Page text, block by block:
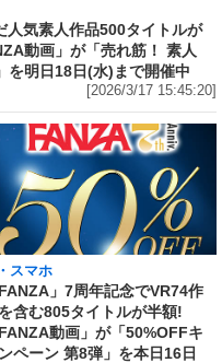
人気素人作品500タイトルが
動画」が「売れ筋！ 素人
を明日18日(水)まで開催中
[2026/3/17 15:45:20]
スマホ
FANZA」7周年記念でVR74作
含む805タイトルが半額!
FANZA動画」が「50%OFFキ
ペーン 第8弾」を本日16日